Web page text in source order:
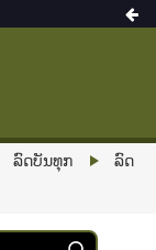
ລົດບັນທຸກ
ລົດ